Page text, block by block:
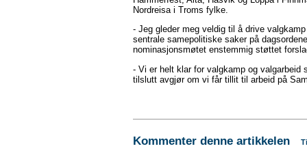
Nordreisa i Troms fylke.
- Jeg gleder meg veldig til å drive
sentrale samepolitiske saker på
nominasjonsmøtet enstemmig støttet
- Vi er helt klar for valgkamp og
tilslutt avgjør om vi får tillit til arbeid på
Kommenter denne artikkelen